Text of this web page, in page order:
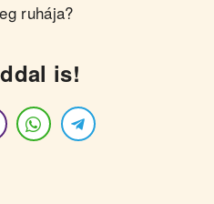
ruhája?
is!